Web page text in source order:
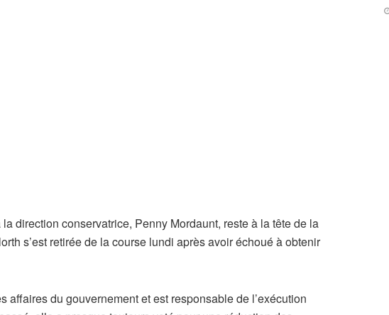
direction conservatrice, Penny Mordaunt, reste à la tête de la
s’est retirée de la course lundi après avoir échoué à obtenir
du gouvernement et est responsable de l’exécution